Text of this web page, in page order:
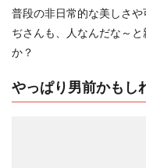
普段の非日常的な美しさ
ぢさんも、人なんだな～
か？
やっぱり男前かもし